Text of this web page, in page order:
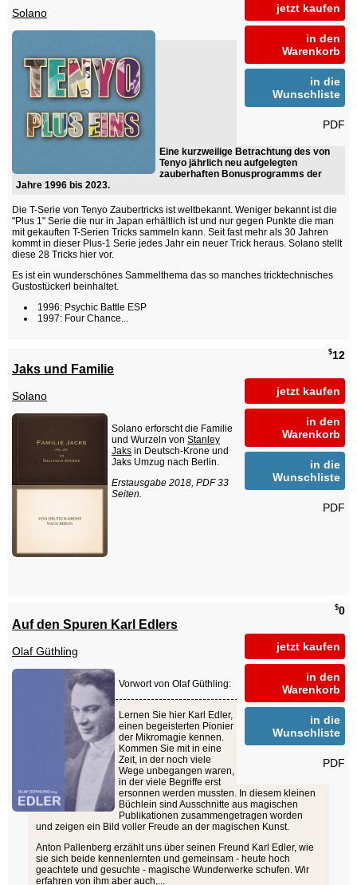
jetzt kaufen
in den
Warenkorb
in die
Wunschliste
PDF
Solano
Eine kurzweilige Betrachtung des von
Tenyo jährlich neu aufgelegten
zauberhaften Bonusprogramms der
Jahre 1996 bis 2023.
Die T-Serie von Tenyo Zaubertricks ist weltbekannt. Weniger bekannt ist die
"Plus 1" Serie die nur in Japan erhältlich ist und nur gegen Punkte die man
mit gekauften T-Serien Tricks sammeln kann. Seit fast mehr als 30 Jahren
kommt in dieser Plus-1 Serie jedes Jahr ein neuer Trick heraus. Solano stellt
diese 28 Tricks hier vor.
Es ist ein wunderschönes Sammelthema das so manches tricktechnisches
Gustostückerl beinhaltet.
1996: Psychic Battle ESP
1997: Four Chance...
$12
jetzt kaufen
in den
Warenkorb
in die
Wunschliste
PDF
Jaks und Familie
Solano
Solano erforscht die Familie
und Wurzeln von Stanley
Jaks in Deutsch-Krone und
Jaks Umzug nach Berlin.
Erstausgabe 2018, PDF 33
Seiten.
$0
jetzt kaufen
in den
Warenkorb
in die
Wunschliste
PDF
Auf den Spuren Karl Edlers
Olaf Güthling
Vorwort von Olaf Güthling:
Lernen Sie hier Karl Edler,
einen begeisterten Pionier
der Mikromagie kennen.
Kommen Sie mit in eine
Zeit, in der noch viele
Wege unbegangen waren,
in der viele Begriffe erst
ersonnen werden mussten. In diesem kleinen
Büchlein sind Ausschnitte aus magischen
Publikationen zusammengetragen worden
und zeigen ein Bild voller Freude an der magischen Kunst.
Anton Pallenberg erzählt uns über seinen Freund Karl Edler, wie
sie sich beide kennenlernten und gemeinsam - heute hoch
geachtete und gesuchte - magische Wunderwerke schufen. Wir
erfahren von ihm aber auch,...